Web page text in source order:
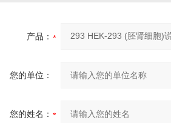
产品：
您的单位：
您的姓名：